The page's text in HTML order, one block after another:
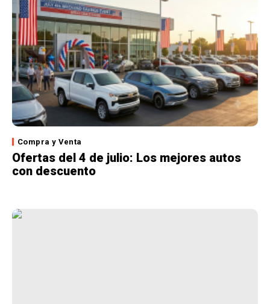
Compra y Venta
Ofertas del 4 de julio: Los mejores autos
con descuento